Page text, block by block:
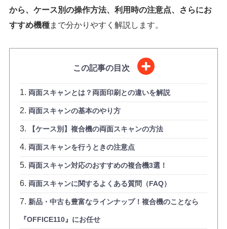
から、ケース別の操作方法、利用時の注意点、さらにお
すすめ機種まで分かりやすく解説します。
この記事の目次
両面スキャンとは？両面印刷との違いを解説
両面スキャンの基本のやり方
【ケース別】複合機の両面スキャンの方法
両面スキャンを行うときの注意点
両面スキャン対応のおすすめの複合機3選！
両面スキャンに関するよくある質問（FAQ）
新品・中古も豊富なラインナップ！複合機のことなら
『OFFICE110』にお任せ